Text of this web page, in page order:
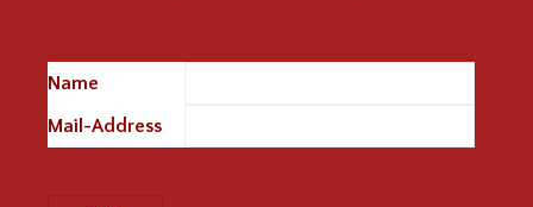
Name
Mail-Address